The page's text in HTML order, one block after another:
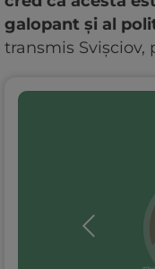
galopant și al
transmis Svișciov,